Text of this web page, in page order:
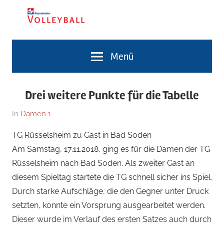
TG
Rüsselsheim
Volleyballabteilung
Menü
Drei weitere Punkte für die Tabelle
Am
November
2018
Von
Dietz
In Damen 1
TG Rüsselsheim zu Gast in Bad Soden
Am Samstag, 17.11.2018, ging es für die Damen der TG
Rüsselsheim nach Bad Soden. Als zweiter Gast an
diesem Spieltag startete die TG schnell sicher ins Spiel.
Durch starke Aufschläge, die den Gegner unter Druck
setzten, konnte ein Vorsprung ausgearbeitet werden.
Dieser wurde im Verlauf des ersten Satzes auch durch